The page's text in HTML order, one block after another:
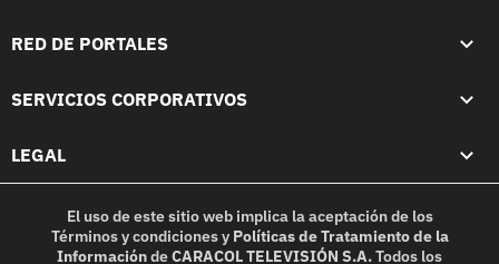
RED DE PORTALES
SERVICIOS CORPORATIVOS
LEGAL
El uso de este sitio web implica la aceptación de los
Términos y condicionesy Políticas de Tratamiento de la
InformacióndeCARACOL TELEVISIÓN S.A.Todos los